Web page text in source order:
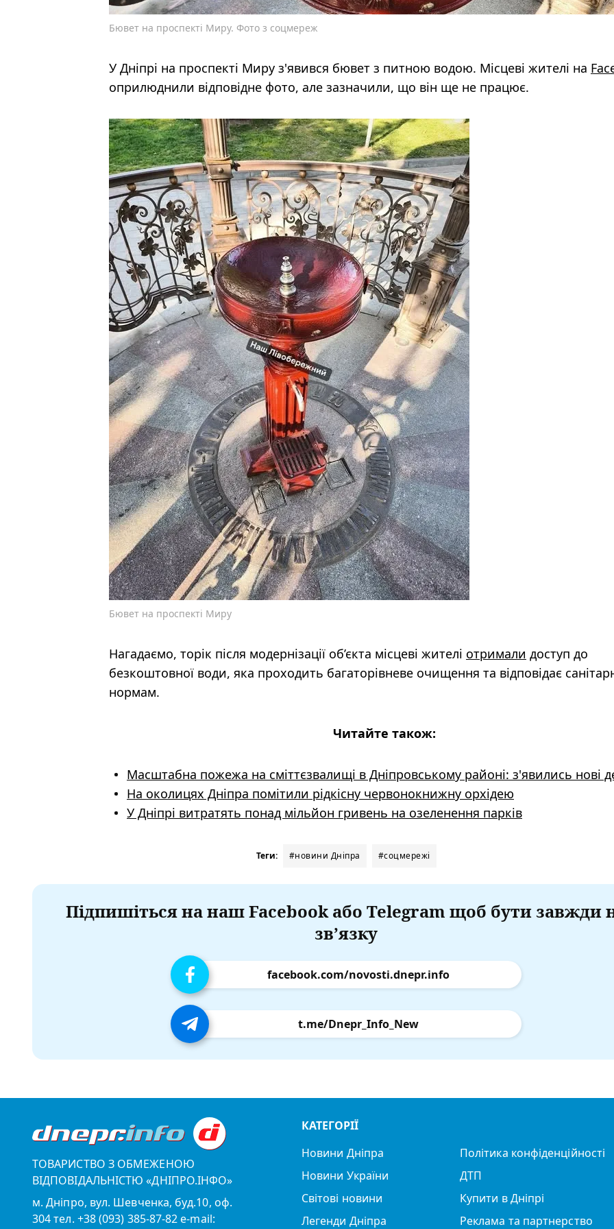
Бювет на проспекті Миру. Фото з соцмереж
У Дніпрі на проспекті Миру з'явився бювет з питною водою. Місцеві жителі на
оприлюднили відповідне фото, але зазначили, що він ще не працює.
Бювет на проспекті Миру
Нагадаємо, торік після модернізації об’єкта місцеві жителі отримали доступ до
безкоштовної води, яка проходить багаторівневе очищення та відповідає
нормам.
Читайте також:
Масштабна пожежа на сміттєзвалищі в Дніпровському районі: з'явились нові
На околицях Дніпра помітили рідкісну червонокнижну орхідею
У Дніпрі витратять понад мільйон гривень на озеленення парків
Теги: #новини Дніпра #соцмережі
Підпишіться на наш Facebook або Telegram щоб бути завжди
зв’язку
facebook.com/novosti.dnepr.info
t.me/Dnepr_Info_New
ТОВАРИСТВО З ОБМЕЖЕНОЮ
ВІДПОВІДАЛЬНІСТЮ «ДНІПРО.ІНФО»
м. Дніпро, вул. Шевченка, буд.10, оф.
304 тел. +38 (093) 385-87-82 e-mail:
КАТЕГОРІЇ
Новини Дніпра
Новини України
Світові новини
Легенди Дніпра
Політика конфіденційності
ДТП
Купити в Дніпрі
Реклама та партнерство